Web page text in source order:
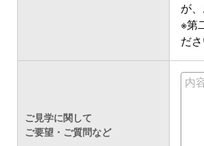
が
※第
ださ
ご見学に関して
ご要望・ご質問など